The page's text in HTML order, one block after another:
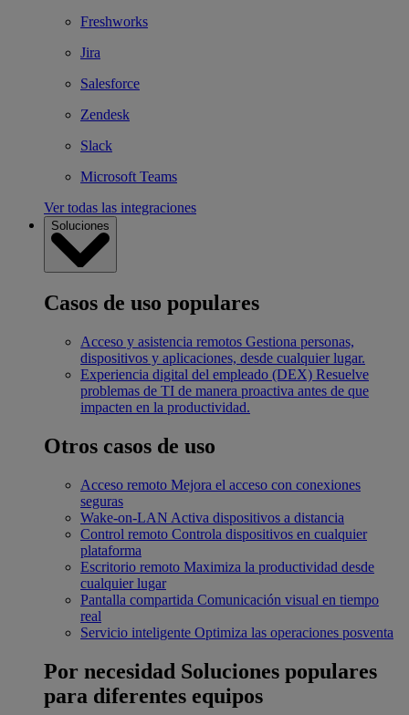
Freshworks
Jira
Salesforce
Zendesk
Slack
Microsoft Teams
Ver todas las integraciones
Soluciones
Casos de uso populares
Acceso y asistencia remotos Gestiona personas,
dispositivos y aplicaciones, desde cualquier lugar.
Experiencia digital del empleado (DEX) Resuelve
problemas de TI de manera proactiva antes de que
impacten en la productividad.
Otros casos de uso
Acceso remoto Mejora el acceso con conexiones
seguras
Wake-on-LAN Activa dispositivos a distancia
Control remoto Controla dispositivos en cualquier
plataforma
Escritorio remoto Maximiza la productividad desde
cualquier lugar
Pantalla compartida Comunicación visual en tiempo
real
Servicio inteligente Optimiza las operaciones posventa
Por necesidad Soluciones populares
para diferentes equipos